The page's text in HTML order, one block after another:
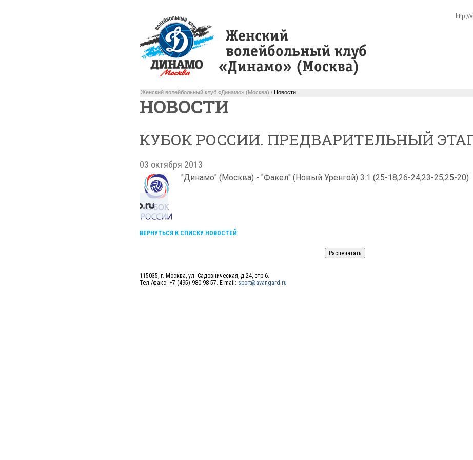
http://
Женский волейбольный клуб «Динамо» (Москва) / Новости
НОВОСТИ
КУБОК РОССИИ. ПРЕДВАРИТЕЛЬНЫЙ
03 октября 2013
"Динамо" (Москва) - "Факел" (Новый Уренгой) 3:1 (25-18,26-24,23-25,25-20)
ВЕРНУТЬСЯ К СПИСКУ НОВОСТЕЙ
115035, г. Москва, ул. Садовническая, д.24, стр.6.
Тел./факс: +7 (495) 980-98-57. E-mail: sport@avangard.ru